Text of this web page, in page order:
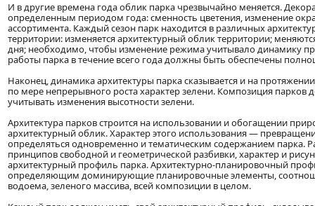
И в другие времена года облик парка чрезвычайно меняется.
определенным периодом года: сменность цветения, изменение
ассортимента. Каждый сезон парк находится в различных
территории: изменяется архитектурный облик территории;
дня; необходимо, чтобы изменение режима учитывало динамику
работы парка в течение всего года должны быть обеспечены
Наконец, динамика архитектуры парка сказывается и на
по мере непрерывного роста характер зелени. Композиция
учитывать изменения высотности зелени.
Архитектура парков строится на использовании и обогащении
архитектурный облик. Характер этого использования —
определяться одновременно и тематическим содержанием парка.
принципов свободной и геометрической разбивки, характер и
архитектурный профиль парка. Архитектурно-планировочный
определяющим доминирующие планировочные элементы,
водоема, зеленого массива, всей композиции в целом.